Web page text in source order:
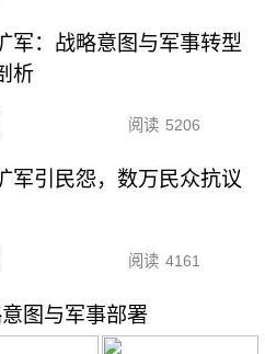
军：战略意图与军事转型
析
阅读 5206
军引民怨，数万民众抗议
阅读 4161
图与军事部署